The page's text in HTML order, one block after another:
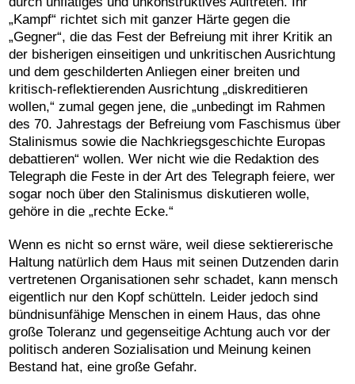
„Kampf“ richtet sich mit ganzer Härte gegen die
„Gegner“, die das Fest der Befreiung mit ihrer Kritik an
der bisherigen einseitigen und unkritischen Ausrichtung
und dem geschilderten Anliegen einer breiten und
kritisch-reflektierenden Ausrichtung „diskreditieren
wollen,“ zumal gegen jene, die „unbedingt im Rahmen
des 70. Jahrestags der Befreiung vom Faschismus über
Stalinismus sowie die Nachkriegsgeschichte Europas
debattieren“ wollen. Wer nicht wie die Redaktion des
Telegraph die Feste in der Art des Telegraph feiere, wer
sogar noch über den Stalinismus diskutieren wolle,
gehöre in die „rechte Ecke.“
Wenn es nicht so ernst wäre, weil diese sektiererische
Haltung natürlich dem Haus mit seinen Dutzenden darin
vertretenen Organisationen sehr schadet, kann mensch
eigentlich nur den Kopf schütteln. Leider jedoch sind
bündnisunfähige Menschen in einem Haus, das ohne
große Toleranz und gegenseitige Achtung auch vor der
politisch anderen Sozialisation und Meinung keinen
Bestand hat, eine große Gefahr.